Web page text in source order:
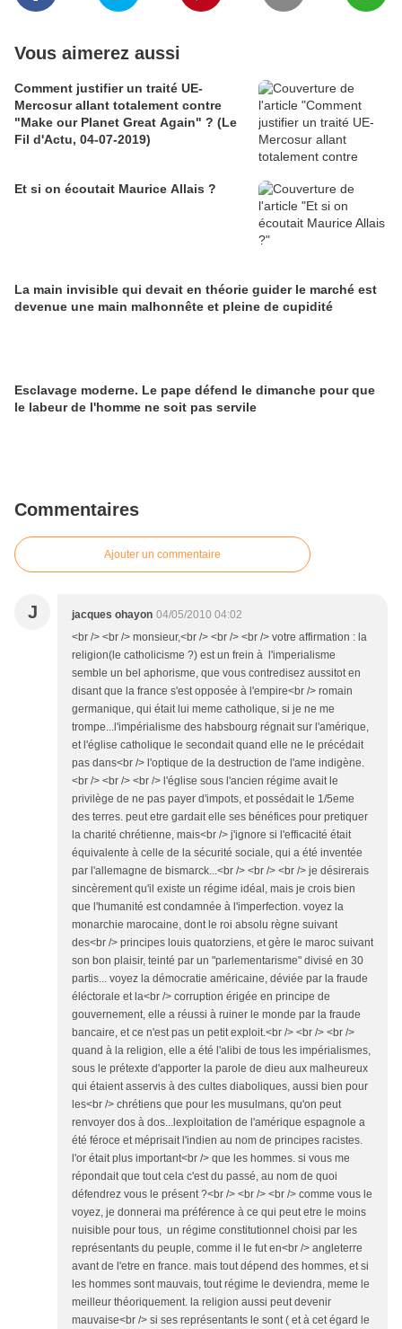
Vous aimerez aussi
Comment justifier un traité UE-
Mercosur allant totalement contre
"Make our Planet Great Again" ? (Le
Fil d'Actu, 04-07-2019)
Et si on écoutait Maurice Allais ?
La main invisible qui devait en théorie guider le marché est
devenue une main malhonnête et pleine de cupidité
Esclavage moderne. Le pape défend le dimanche pour que
le labeur de l'homme ne soit pas servile
Commentaires
Ajouter un commentaire
J jacques ohayon 04/05/2010 04:02
<br /> <br /> monsieur,<br /> <br /> <br /> votre affirmation : la
religion(le catholicisme ?) est un frein à l'imperialisme
semble un bel aphorisme, que vous contredisez aussitot en
disant que la france s'est opposée à l'empire<br /> romain
germanique, qui était lui meme catholique, si je ne me
trompe...l'impérialisme des habsbourg régnait sur l'amérique,
et l'église catholique le secondait quand elle ne le précédait
pas dans<br /> l'optique de la destruction de l'ame indigène.
<br /> <br /> <br /> l'église sous l'ancien régime avait le
privilège de ne pas payer d'impots, et possédait le 1/5eme
des terres. peut etre gardait elle ses bénéfices pour pretiquer
la charité chrétienne, mais<br /> j'ignore si l'efficacité était
équivalente à celle de la sécurité sociale, qui a été inventée
par l'allemagne de bismarck...<br /> <br /> <br /> je désirerais
sincèrement qu'il existe un régime idéal, mais je crois bien
que l'humanité est condamnée à l'imperfection. voyez la
monarchie marocaine, dont le roi absolu règne suivant
des<br /> principes louis quatorziens, et gère le maroc suivant
son bon plaisir, teinté par un "parlementarisme" divisé en 30
partis... voyez la démocratie américaine, déviée par la fraude
éléctorale et la<br /> corruption érigée en principe de
gouvernement, elle a réussi à ruiner le monde par la fraude
bancaire, et ce n'est pas un petit exploit.<br /> <br /> <br />
quand à la religion, elle a été l'alibi de tous les impérialismes,
sous le prétexte d'apporter la parole de dieu aux malheureux
qui étaient asservis à des cultes diaboliques, aussi bien pour
les<br /> chrétiens que pour les musulmans, qu'on peut
renvoyer dos à dos...lexploitation de l'amérique espagnole a
été féroce et méprisait l'indien au nom de principes racistes.
l'or était plus important<br /> que les hommes. si vous me
répondait que tout cela c'est du passé, au nom de quoi
défendrez vous le présent ?<br /> <br /> <br /> comme vous le
voyez, je donnerai ma préférence à ce qui peut etre le moins
nuisible pour tous, un régime constitutionnel choisi par les
représentants du peuple, comme il le fut en<br /> angleterre
avant de l'etre en france. mais tout dépend des hommes, et si
les hommes sont mauvais, tout régime le deviendra, meme le
meilleur théoriquement. la religion aussi peut devenir
mauvaise<br /> si ses représentants le sont ( et à cet égard le